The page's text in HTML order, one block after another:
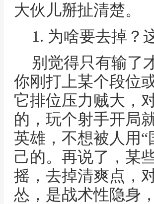
大伙儿掰扯清楚。
1. 为啥要去掉？
别觉得只有输了
你刚打上某个段位
它排位压力贼大，
的，玩个射手开局
英雄，不想被人用
己的。再说了，某
摇，去掉清爽点，
怂，是战术性隐身